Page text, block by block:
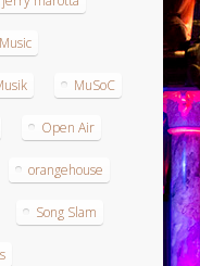
MuSoC
Open Air
orangehouse
Song Slam